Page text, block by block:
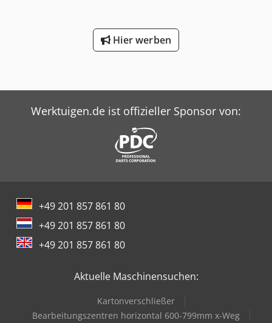
Hier werben
Werktuigen.de ist offizieller Sponsor von:
+49 201 857 861 80
+49 201 857 861 80
+49 201 857 861 80
Aktuelle Maschinensuchen:
Kartonverschließer
Bearbeitungszentren horizontal 600-799mm x-Weg